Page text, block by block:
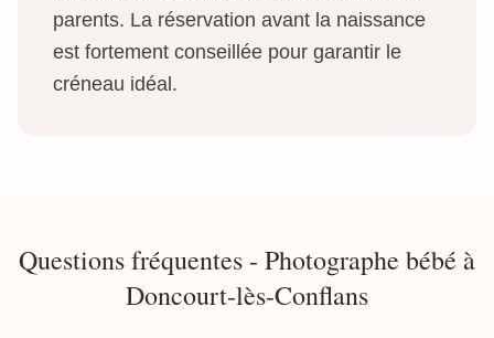
parents. La réservation avant la naissance
est fortement conseillée pour garantir le
créneau idéal.
Questions fréquentes - Photographe bébé à
Doncourt-lès-Conflans